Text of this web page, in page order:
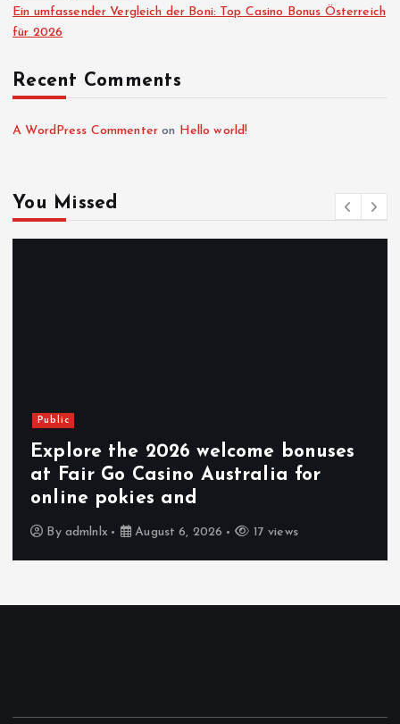
Ein umfassender Vergleich der Boni: Top Casino Bonus Österreich
für 2026
Recent Comments
A WordPress Commenter on Hello world!
You Missed
Public
Explore the 2026 welcome bonuses
at Fair Go Casino Australia for
online pokies and
By admlnlx August 6, 2026 17 views